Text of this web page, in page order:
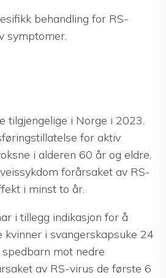
behandling for RS-
symptomer.
tilgjengelige i Norge i 2023.
for aktiv
i alderen 60 år og eldre,
forårsaket av RS-
i minst to år.
i tillegg indikasjon for å
kvinner i svangerskapsuke 24
mot nedre
av RS-virus de første 6